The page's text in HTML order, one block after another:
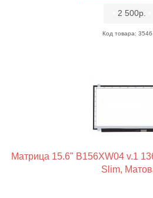
2 500р.
Код товара:
Матрица 15.6" B156XW04 v.1
Slim,